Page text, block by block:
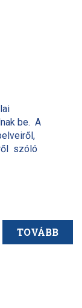
be. A
szóló
TOVÁBB